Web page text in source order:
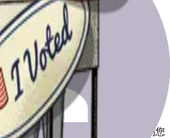
备
为选举日做好准备，从登记到找到您